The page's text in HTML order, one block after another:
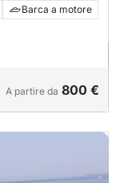
Barca a motore
A partire da 800 €